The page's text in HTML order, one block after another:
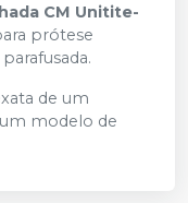
CM Unitite-
prótese
de um
modelo de